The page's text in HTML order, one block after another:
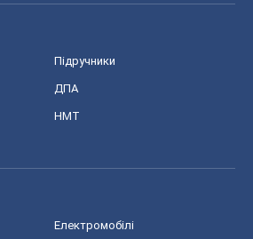
Підручники
ДПА
НМТ
Електромобілі